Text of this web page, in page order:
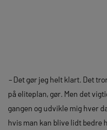
– Det gør jeg helt klart. Det
på eliteplan, gør. Men det
gangen og udvikle mig hver
hvis man kan blive lidt bedre